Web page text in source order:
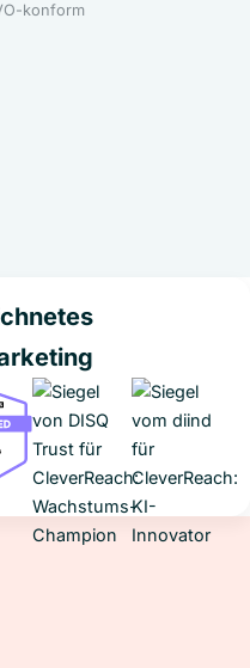
konform